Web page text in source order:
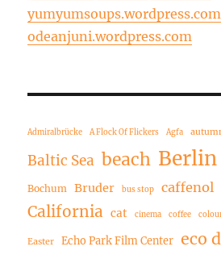
yumyumsoups.wordpress.com
odeanjuni.wordpress.com
Admiralbrücke A Flock Of Flickers Agfa
Baltic Sea beach Berlin
Bochum Bruder bus stop caffenol
California cat cinema coffee
Easter Echo Park Film Center eco